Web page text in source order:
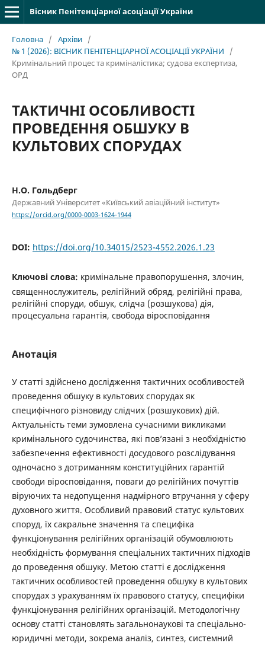
Вісник Пенітенціарної асоціації України
Головна / Архіви /
№ 1 (2026): ВІСНИК ПЕНІТЕНЦІАРНОЇ АСОЦІАЦІЇ УКРАЇНИ
/
Кримінальний процес та криміналістика; судова експертиза,
ОРД
ТАКТИЧНІ ОСОБЛИВОСТІ
ПРОВЕДЕННЯ ОБШУКУ В
КУЛЬТОВИХ СПОРУДАХ
Н.О. Гольдберг
Державний Університет «Київський авіаційний інститут»
https://orcid.org/0000-0003-1624-1944
DOI: https://doi.org/10.34015/2523-4552.2026.1.23
Ключові слова: кримінальне правопорушення, злочин,
священнослужитель, релігійний обряд, релігійні права,
релігійні споруди, обшук, слідча (розшукова) дія,
процесуальна гарантія, свобода віросповідання
Анотація
У статті здійснено дослідження тактичних особливостей
проведення обшуку в культових спорудах як
специфічного різновиду слідчих (розшукових) дій.
Актуальність теми зумовлена сучасними викликами
кримінального судочинства, які пов’язані з необхідністю
забезпечення ефективності досудового розслідування
одночасно з дотриманням конституційних гарантій
свободи віросповідання, поваги до релігійних почуттів
віруючих та недопущення надмірного втручання у сферу
духовного життя. Особливий правовий статус культових
споруд, їх сакральне значення та специфіка
функціонування релігійних організацій обумовлюють
необхідність формування спеціальних тактичних підходів
до проведення обшуку. Метою статті є дослідження
тактичних особливостей проведення обшуку в культових
спорудах з урахуванням їх правового статусу, специфіки
функціонування релігійних організацій. Методологічну
основу статті становлять загальнонаукові та спеціально-
юридичні методи, зокрема аналіз, синтез, системний